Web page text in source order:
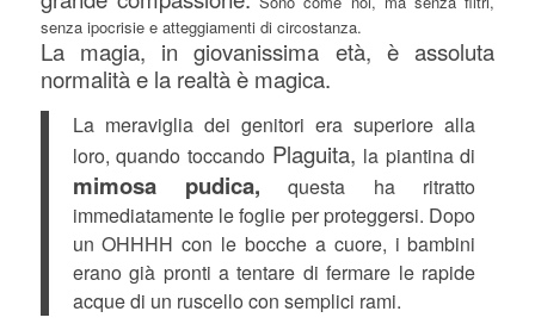
senza ipocrisie e atteggiamenti di circostanza.
La magia, in giovanissima età, è assoluta
normalità e la realtà è magica.
La meraviglia dei genitori era superiore alla
loro, quando toccando Plaguita, la piantina di
mimosa pudica, questa ha ritratto
immediatamente le foglie per proteggersi. Dopo
un OHHHH con le bocche a cuore, i bambini
erano già pronti a tentare di fermare le rapide
acque di un ruscello con semplici rami.